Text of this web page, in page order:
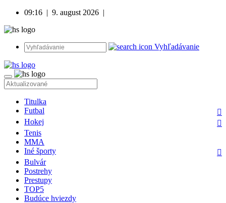
09:16 | 9. august 2026 |
Vyhľadávanie
Titulka
Futbal
Hokej
Tenis
MMA
Iné športy
Bulvár
Postrehy
Prestupy
TOP5
Budúce hviezdy